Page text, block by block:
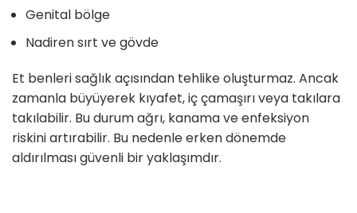
Genital bölge
Nadiren sırt ve gövde
Et benleri sağlık açısından tehlike oluşturmaz. Ancak
zamanla büyüyerek kıyafet, iç çamaşırı veya takılara
takılabilir. Bu durum ağrı, kanama ve enfeksiyon
riskini artırabilir. Bu nedenle erken dönemde
aldırılması güvenli bir yaklaşımdır.